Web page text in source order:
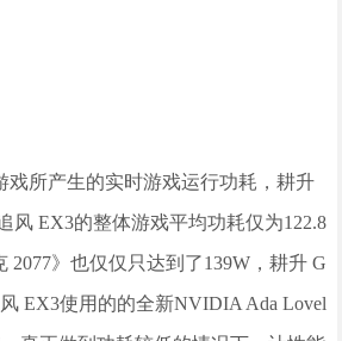
戏所产生的实时游戏运行功耗，耕升
风 EX3的整体游戏平均功耗仅为122.8
2077》也仅仅只达到了139W，耕升 G
风 EX3使用的的全新NVIDIA Ada Lovel